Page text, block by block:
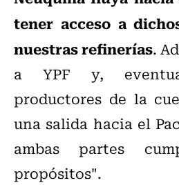
tener acceso a
nuestras refinerías.
a YPF y,
productores de la
una salida hacia el
ambas partes
propósitos".